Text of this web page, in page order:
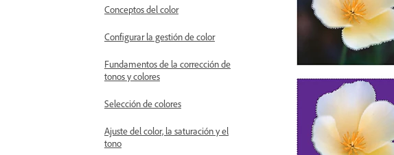
Conceptos del color
Configurar la gestión de color
Fundamentos de la corrección de
tonos y colores
Selección de colores
Ajuste del color, la saturación y el
tono